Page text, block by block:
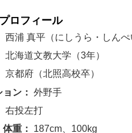
ロフィール
西浦 真平（にしうら・しんぺ
北海道文教大学（3年）
京都府（北照高校卒）
ン： 外野手
右投左打
重：
187cm、100kg